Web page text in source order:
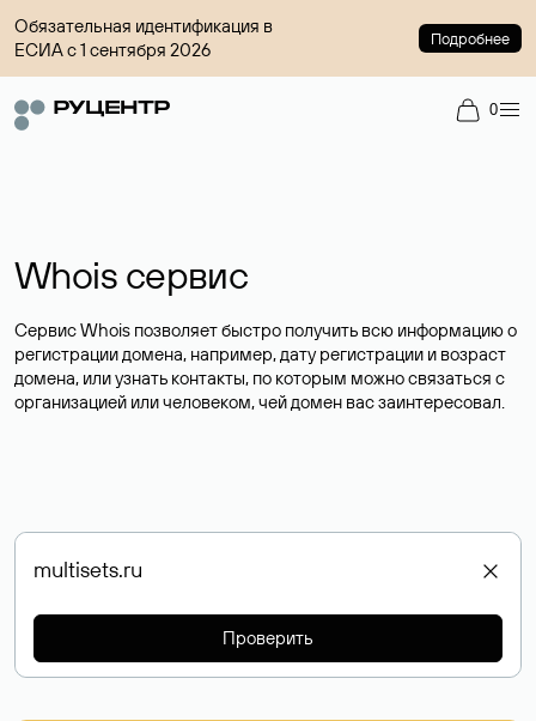
Обязательная идентификация в
ЕСИА с 1 сентября 2026
Подробнее
0
Whois сервис
Сервис Whois позволяет быстро получить всю информацию о
регистрации домена, например, дату регистрации и возраст
домена, или узнать контакты, по которым можно связаться с
организацией или человеком, чей домен вас заинтересовал.
Проверить